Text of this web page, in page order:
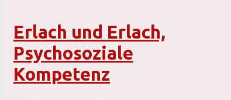
Erlach und Erlach,
Psychosoziale
Kompetenz